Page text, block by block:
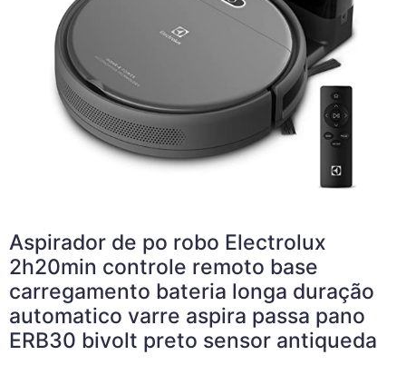
Aspirador de po robo Electrolux
2h20min controle remoto base
carregamento bateria longa duração
automatico varre aspira passa pano
ERB30 bivolt preto sensor antiqueda